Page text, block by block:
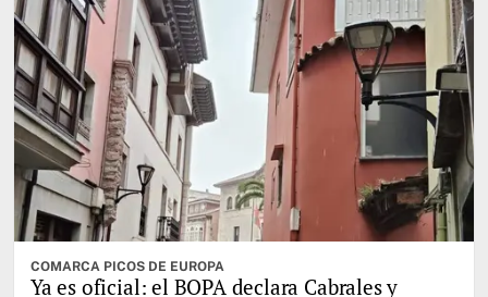
COMARCA PICOS DE EUROPA
Ya es oficial: el BOPA declara Cabrales y